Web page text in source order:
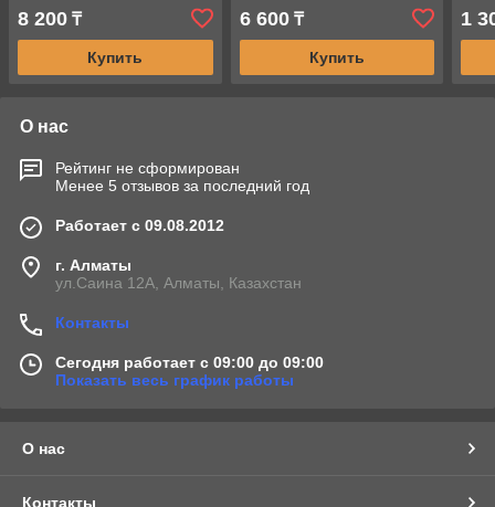
8 200 ₸
Купить
6 600₸
Купить
1
О нас
Рейтинг не сформирован
Менее 5 отзывов за последний год
Работает с 09.08.2012
г. Алматы
ул.Саина 12А, Алматы, Казахстан
Контакты
Сегодня работает с 09:00 до 09:00
Показать весь график работы
О нас
Контакты